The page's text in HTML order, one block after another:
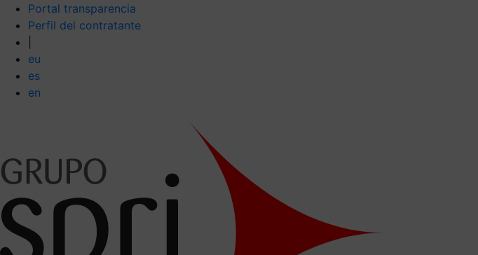
Portal transparencia
Perfil del contratante
eu
es
en